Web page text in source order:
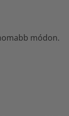
módon.